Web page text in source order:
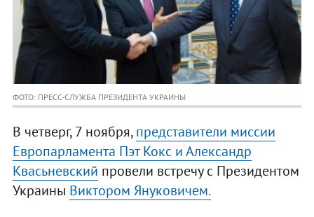
ФОТО: ПРЕСС-СЛУЖБА ПРЕЗИДЕНТА УКРАИНЫ
В четверг, 7 ноября,представители миссии
Европарламента Пэт Кокс и Александр
Квасьневский провели встречу с Президентом
Украины Виктором Януковичем.